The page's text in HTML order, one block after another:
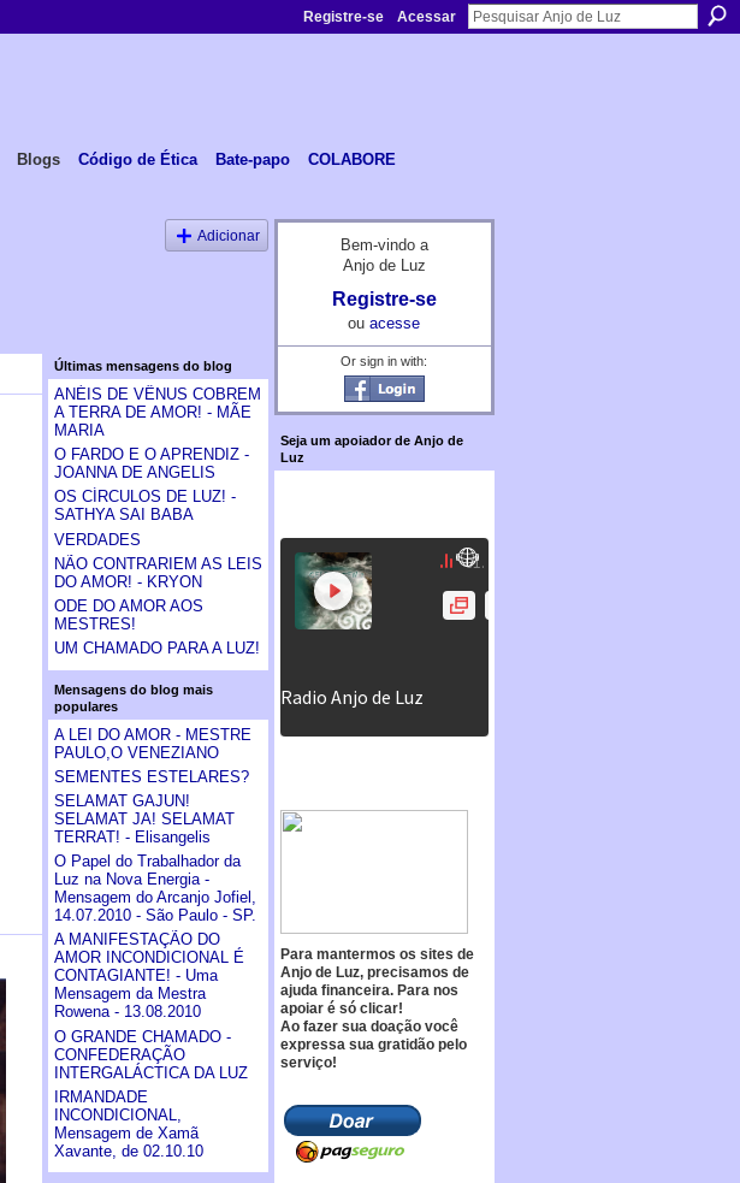
Registre-se Acessar
Blogs Código de Ética Bate-papo
COLABORE
Adicionar
Últimas mensagens do blog
ANÉIS DE VÊNUS COBREM
A TERRA DE AMOR! - MÃE
MARIA
O FARDO E O APRENDIZ -
JOANNA DE ANGELIS
OS CÍRCULOS DE LUZ! -
SATHYA SAI BABA
VERDADES
NÃO CONTRARIEM AS LEIS
DO AMOR! - KRYON
ODE DO AMOR AOS
MESTRES!
UM CHAMADO PARA A LUZ!
Mensagens do blog mais
populares
A LEI DO AMOR - MESTRE
PAULO,O VENEZIANO
SEMENTES ESTELARES?
SELAMAT GAJUN!
SELAMAT JA! SELAMAT
TERRAT! - Elisangelis
O Papel do Trabalhador da
Luz na Nova Energia -
Mensagem do Arcanjo Jofiel,
14.07.2010 - São Paulo - SP.
A MANIFESTAÇÃO DO
AMOR INCONDICIONAL É
CONTAGIANTE! - Uma
Mensagem da Mestra
Rowena - 13.08.2010
O GRANDE CHAMADO -
CONFEDERAÇÃO
INTERGALÁCTICA DA LUZ
IRMANDADE
INCONDICIONAL,
Mensagem de Xamã
Xavante, de 02.10.10
Bem-vindo a
Anjo de Luz
Registre-se
ou acesse
Or sign in with:
Seja um apoiador de Anjo de
Luz
Para mantermos os sites de
Anjo de Luz, precisamos de
ajuda financeira. Para nos
apoiar é só clicar!
Ao fazer sua doação você
expressa sua gratidão pelo
serviço!